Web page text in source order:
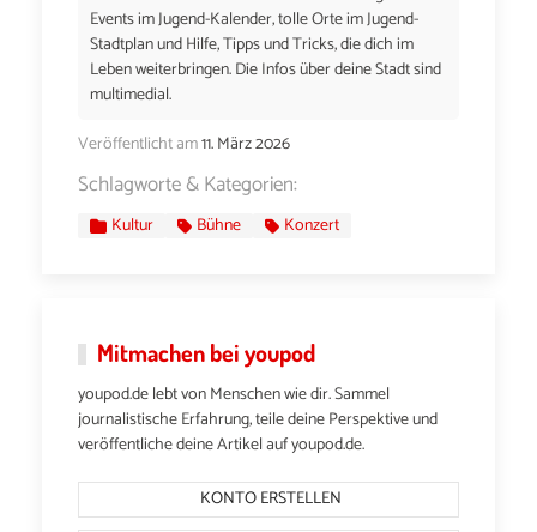
Events im Jugend-Kalender, tolle Orte im Jugend-
Stadtplan und Hilfe, Tipps und Tricks, die dich im
Leben weiterbringen. Die Infos über deine Stadt sind
multimedial.
Veröffentlicht am11. März 2026
Schlagworte & Kategorien:
Kultur Bühne Konzert
Mitmachen bei youpod
youpod.de lebt von Menschen wie dir. Sammel
journalistische Erfahrung, teile deine Perspektive und
veröffentliche deine Artikel auf youpod.de.
KONTO ERSTELLEN